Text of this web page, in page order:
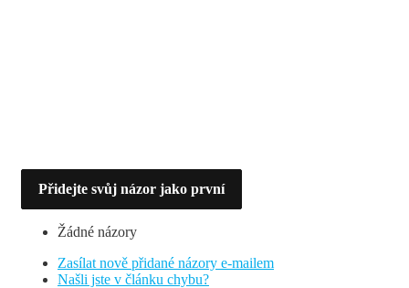
Přidejte svůj názor jako první
Žádné názory
Zasílat nově přidané názory e-mailem
Našli jste v článku chybu?